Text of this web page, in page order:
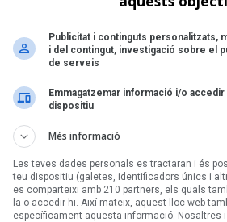
Publicitat i continguts personalitzats,
i del contingut, investigació sobre el
de serveis
Emmagatzemar informació i/o accedir
dispositiu
Més informació
Les teves dades personals es tractaran i és
teu dispositiu (galetes, identificadors únics i
es comparteixi amb 210 partners, els quals
la o accedir-hi. Així mateix, aquest lloc web
específicament aquesta informació. Nosaltres